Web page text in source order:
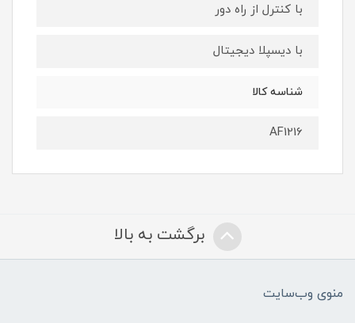
با کنترل از راه دور
با دیسپلا دیجیتال
شناسه کالا
AF1216
برگشت به بالا
منوی وب‌سایت